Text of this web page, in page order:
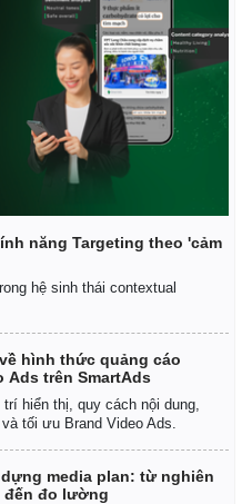
năng Targeting theo 'cảm
hệ sinh thái contextual
hình thức quảng cáo
Ads trên SmartAds
hiển thị, quy cách nội dung,
tối ưu Brand Video Ads.
media plan: từ nghiên
đo lường